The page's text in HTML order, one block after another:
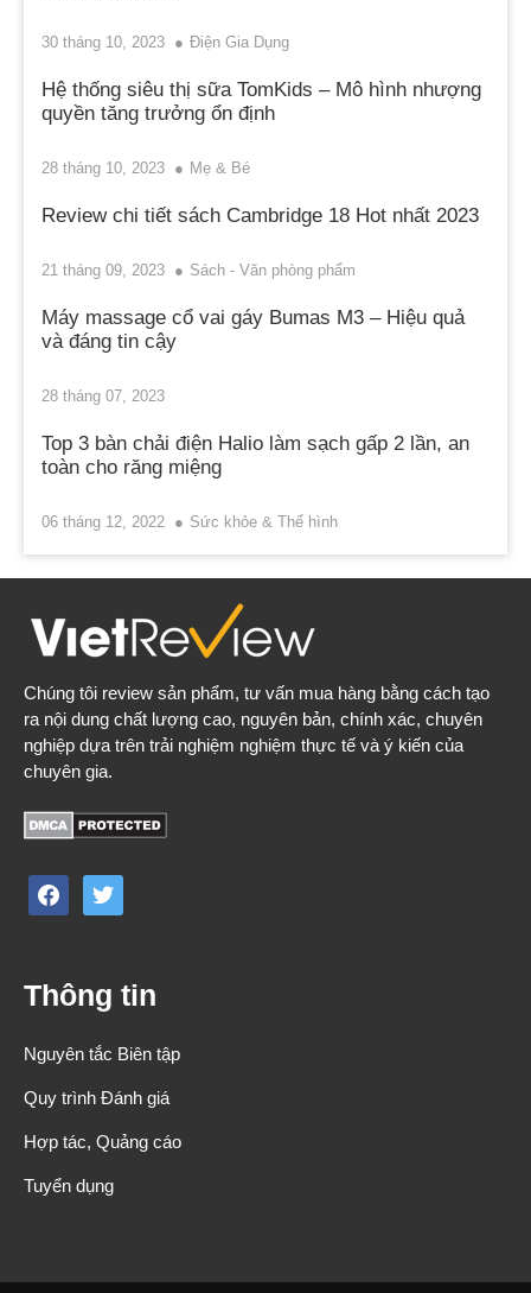
30 tháng 10, 2023 Điện Gia Dụng
Hệ thống siêu thị sữa TomKids – Mô hình nhượng
quyền tăng trưởng ổn định
28 tháng 10, 2023 Mẹ & Bé
Review chi tiết sách Cambridge 18 Hot nhất 2023
21 tháng 09, 2023 Sách - Văn phòng phẩm
Máy massage cổ vai gáy Bumas M3 – Hiệu quả
và đáng tin cậy
28 tháng 07, 2023
Top 3 bàn chải điện Halio làm sạch gấp 2 lần, an
toàn cho răng miệng
06 tháng 12, 2022 Sức khỏe & Thể hình
Chúng tôi review sản phẩm, tư vấn mua hàng bằng cách tạo
ra nội dung chất lượng cao, nguyên bản, chính xác, chuyên
nghiệp dựa trên trải nghiệm nghiệm thực tế và ý kiến của
chuyên gia.
facebooktwitter
Thông tin
Nguyên tắc Biên tập
Quy trình Đánh giá
Hợp tác, Quảng cáo
Tuyển dụng